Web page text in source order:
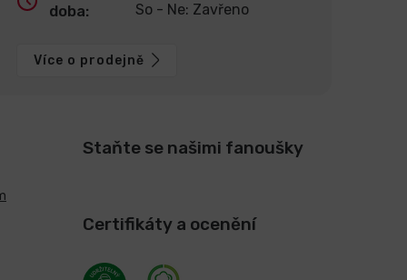
doba:
So - Ne: Zavřeno
Více o prodejně
Staňte se našimi fanoušky
Certifikáty a ocenění